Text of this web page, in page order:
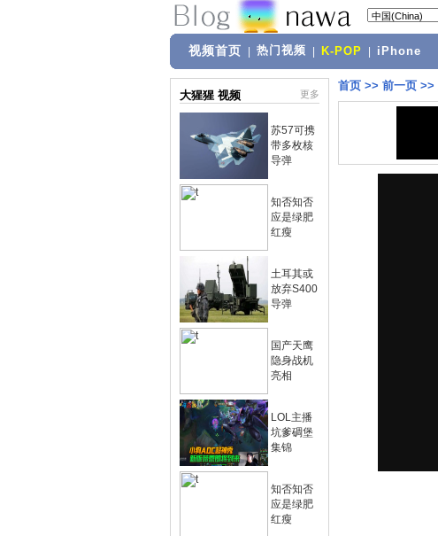
视频首页 热门视频 K-POP iPhone
大猩猩 视频 更多
苏57可携
带多枚核
导弹
知否知否
应是绿肥
红瘦
土耳其或
放弃S400
导弹
国产天鹰
隐身战机
亮相
LOL主播
坑爹碉堡
集锦
知否知否
应是绿肥
红瘦
首页 >> 前一页 >>